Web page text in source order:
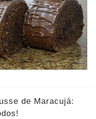
de Maracujá: